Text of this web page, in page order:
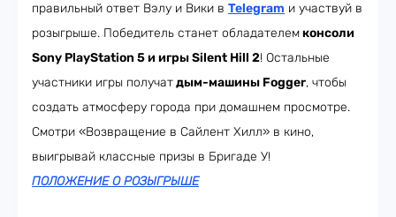
правильный ответ Вэлу и Вики в Telegram и участвуй в
розыгрыше. Победитель станет обладателемконсоли
Sony PlayStation 5 и игры Silent Hill 2! Остальные
участники игры получатдым-машины Fogger, чтобы
создать атмосферу города при домашнем просмотре.
Смотри «Возвращение в Сайлент Хилл» в кино,
выигрывай классные призы в Бригаде У!
ПОЛОЖЕНИЕ О РОЗЫГРЫШЕ